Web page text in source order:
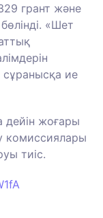
грант және
«Шет
ие
дейін жоғары
комиссиялары
тиіс.